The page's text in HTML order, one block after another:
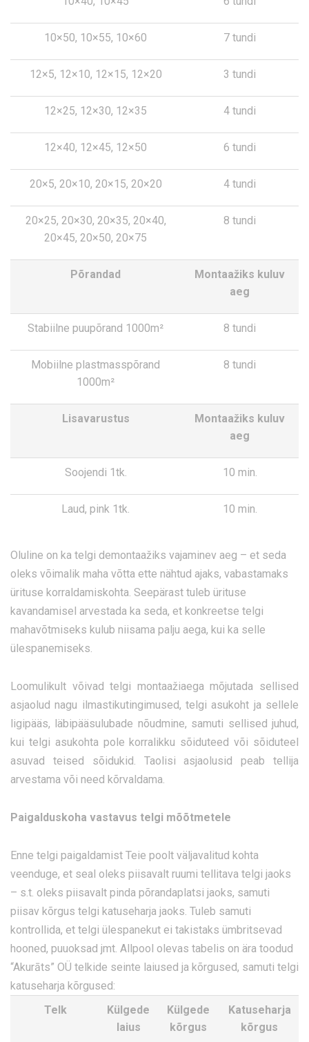
10×50, 10×55, 10×60 7 tundi
12×5, 12×10, 12×15, 12×20 3 tundi
12×25, 12×30, 12×35 4 tundi
12×40, 12×45, 12×50 6 tundi
20×5, 20×10, 20×15, 20×20 4 tundi
20×25, 20×30, 20×35, 20×40,
20×45, 20×50, 20×75
8 tundi
Põrandad
Montaažiks kuluv
aeg
Stabiilne puupõrand 1000m² 8 tundi
Mobiilne plastmasspõrand
1000m²
8 tundi
Lisavarustus
Montaažiks kuluv
aeg
Soojendi 1tk. 10 min.
Laud, pink 1tk. 10 min.
Oluline on ka telgi demontaažiks vajaminev aeg – et seda
oleks võimalik maha võtta ette nähtud ajaks, vabastamaks
ürituse korraldamiskohta. Seepärast tuleb ürituse
kavandamisel arvestada ka seda, et konkreetse telgi
mahavõtmiseks kulub niisama palju aega, kui ka selle
ülespanemiseks.
Loomulikult võivad telgi montaažiaega mõjutada sellised
asjaolud nagu ilmastikutingimused, telgi asukoht ja sellele
ligipääs, läbipääsulubade nõudmine, samuti sellised juhud,
kui telgi asukohta pole korralikku sõiduteed või sõiduteel
asuvad teised sõidukid. Taolisi asjaolusid peab tellija
arvestama või need kõrvaldama.
Paigalduskoha vastavus telgi mõõtmetele
Enne telgi paigaldamist Teie poolt väljavalitud kohta
veenduge, et seal oleks piisavalt ruumi tellitava telgi jaoks
– s.t. oleks piisavalt pinda põrandaplatsi jaoks, samuti
piisav kõrgus telgi katuseharja jaoks. Tuleb samuti
kontrollida, et telgi ülespanekut ei takistaks ümbritsevad
hooned, puuoksad jmt. Allpool olevas tabelis on ära toodud
“Akurāts” OÜ telkide seinte laiused ja kõrgused, samuti telgi
katuseharja kõrgused:
Telk
Külgede
laius
Külgede
kõrgus
Katuseharja
kõrgus